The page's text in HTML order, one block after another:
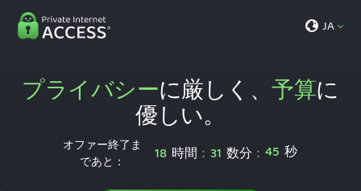
JA
プライバシーに厳しく、予算に
優しい。
オファー終了ま
であと：
18 時間 : 31 数分 : 45 秒